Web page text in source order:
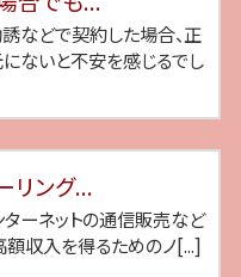
などで契約した場合、正
ないと不安を感じるでし
リング...
ターネットの通信販売など
額収入を得るためのノ[...]